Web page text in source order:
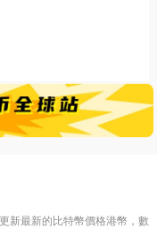
新最新的比特幣價格港幣，數